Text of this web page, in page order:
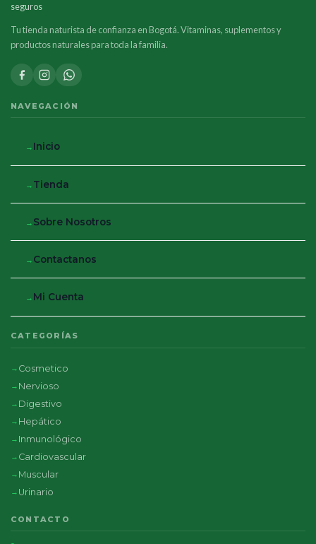
seguros
Tu tienda naturista de confianza en Bogotá. Vitaminas, suplementos y
productos naturales para toda la familia.
NAVEGACIÓN
Inicio
Tienda
Sobre Nosotros
Contactanos
Mi Cuenta
CATEGORÍAS
Cosmetico
Nervioso
Digestivo
Hepático
Inmunológico
Cardiovascular
Muscular
Urinario
CONTACTO